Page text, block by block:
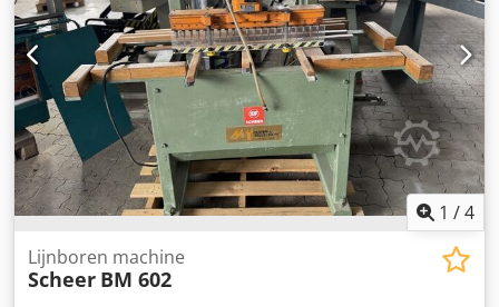
1 /4
Lijnboren machine
Scheer BM 602